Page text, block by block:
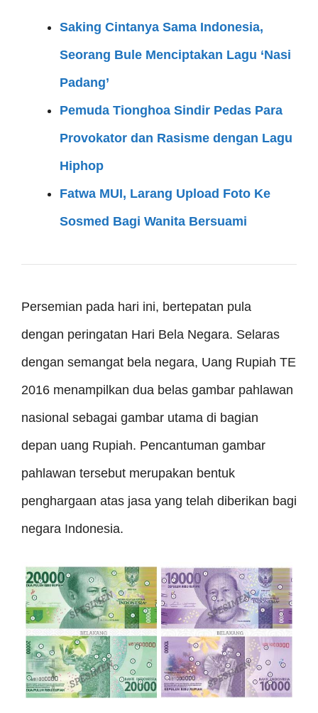
Saking Cintanya Sama Indonesia,
Seorang Bule Menciptakan Lagu ‘Nasi
Padang’
Pemuda Tionghoa Sindir Pedas Para
Provokator dan Rasisme dengan Lagu
Hiphop
Fatwa MUI, Larang Upload Foto Ke
Sosmed Bagi Wanita Bersuami
Persemian pada hari ini, bertepatan pula
dengan peringatan Hari Bela Negara. Selaras
dengan semangat bela negara, Uang Rupiah TE
2016 menampilkan dua belas gambar pahlawan
nasional sebagai gambar utama di bagian
depan uang Rupiah. Pencantuman gambar
pahlawan tersebut merupakan bentuk
penghargaan atas jasa yang telah diberikan bagi
negara Indonesia.